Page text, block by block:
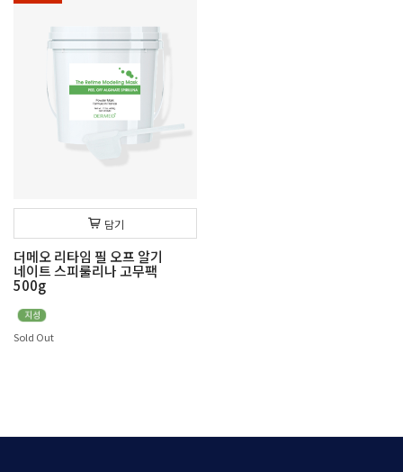
담기
더메오 리타임 필 오프 알기
네이트 스피룰리나 고무팩
500g
Sold Out